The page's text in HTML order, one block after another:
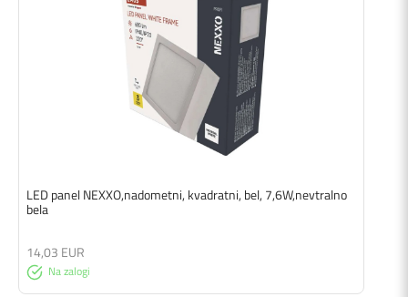
LED panel NEXXO,nadometni, kvadratni, bel, 7,6W,nevtralno
bela
Na zalogi
14,03 EUR